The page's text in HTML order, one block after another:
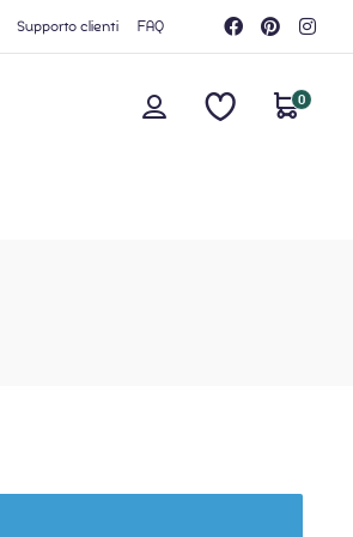
Supporto clienti FAQ
0